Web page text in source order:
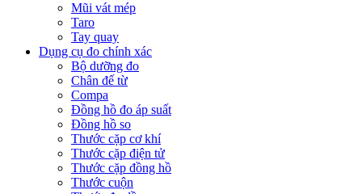
Mũi vát mép
Taro
Tay quay
Dụng cụ đo chính xác
Bộ dưỡng đo
Chân đế từ
Compa
Đồng hồ đo áp suất
Đồng hồ so
Thước cặp cơ khí
Thước cặp điện tử
Thước cặp đồng hồ
Thước cuộn